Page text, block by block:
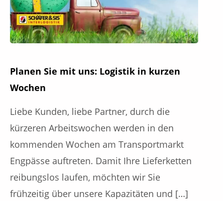
Planen Sie mit uns: Logistik in kurzen
Wochen
Liebe Kunden, liebe Partner, durch die
kürzeren Arbeitswochen werden in den
kommenden Wochen am Transportmarkt
Engpässe auftreten. Damit Ihre Lieferketten
reibungslos laufen, möchten wir Sie
frühzeitig über unsere Kapazitäten und […]